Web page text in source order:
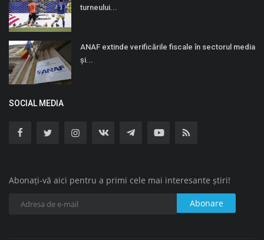
turneului...
ANAF extinde verificările fiscale în sectorul media
și...
SOCIAL MEDIA
Abonați-vă aici pentru a primi cele mai interesante știri!
Abonare